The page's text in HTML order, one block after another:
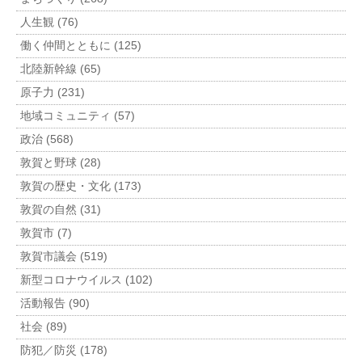
人生観 (76)
働く仲間とともに (125)
北陸新幹線 (65)
原子力 (231)
地域コミュニティ (57)
政治 (568)
敦賀と野球 (28)
敦賀の歴史・文化 (173)
敦賀の自然 (31)
敦賀市 (7)
敦賀市議会 (519)
新型コロナウイルス (102)
活動報告 (90)
社会 (89)
防犯／防災 (178)